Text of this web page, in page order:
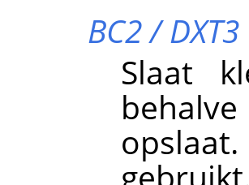
BC2 / DXT3
Slaat